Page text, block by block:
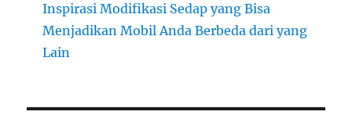
Inspirasi Modifikasi Sedap yang Bisa
Menjadikan Mobil Anda Berbeda dari yang
Lain